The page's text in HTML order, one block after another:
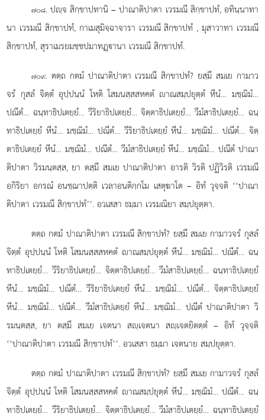
๗๐๘. ปฺจ สิกฺขาปทานิ – ปาณาติปาตา เวรมณี สิกฺขาปทํ, อทินฺนาทา
นา เวรมณี สิกฺขาปทํ, กาเมสุมิจฺฉาจารา เวรมณี สิกฺขาปทํ, มุสาวาทา เวรมณี
สิกฺขาปทํ, สุราเมรยมชฺชปมาทฏฺานา เวรมณี สิกฺขาปทํ.
๗๐๙. ตตฺถ กตมํ ปาณาติปาตา เวรมณี สิกฺขาปทํ? ยสฺมึ สมเย กามาว
จรํ กุสลํ จิตฺตํ อุปฺปนฺนํ โหติ โสมนสฺสสหคตํ าณสมฺปยุตฺตํ หีนํ… มชฺฌิมํ…
ปณีตํ… ฉนฺทาธิปเตยฺยํ… วีริยาธิปเตยฺยํ… จิตฺตาธิปเตยฺยํ… วีมํสาธิปเตยฺยํ… ฉนฺ
ทาธิปเตยฺยํ หีนํ… มชฺฌิมํ… ปณีตํ… วีริยาธิปเตยฺยํหีนํ… มชฺฌิมํ… ปณีตํ… จิตฺ
ตาธิปเตยฺยํ หีนํ… มชฺฌิมํ… ปณีตํ… วีมํสาธิปเตยฺยํ หีนํ… มชฺฌิมํ… ปณีตํ ปาณา
ติปาตา วิรมนฺตสฺส, ยา ตสฺมึ สมเย ปาณาติปาตา อารติ วิรติ ปฏิวิรติ เวรมณี
อกิริยา อกรณํ อนชฺฌาปตฺติ เวลาอนติกฺกโม เสตุฆาโต – อิทํ วุจฺจติ ‘‘ปาณา
ติปาตา เวรมณี สิกฺขาปทํ’’. อวเสสา ธมฺมา เวรมณิยา สมฺปยุตฺตา.
ตตฺถ กตมํ ปาณาติปาตา เวรมณี สิกฺขาปทํ? ยสฺมึ สมเย กามาวจรํ กุสลํ
จิตฺตํ อุปฺปนฺนํ โหติ โสมนสฺสสหคตํ าณสมฺปยุตฺตํ หีนํ… มชฺฌิมํ… ปณีตํ… ฉนฺ
ทาธิปเตยฺยํ… วีริยาธิปเตยฺยํ… จิตฺตาธิปเตยฺยํ… วีมํสาธิปเตยฺยํ… ฉนฺทาธิปเตยฺยํ
หีนํ… มชฺฌิมํ… ปณีตํ… วีริยาธิปเตยฺยํ หีนํ… มชฺฌิมํ… ปณีตํ… จิตฺตาธิปเตยฺยํ
หีนํ… มชฺฌิมํ… ปณีตํ… วีมํสาธิปเตยฺยํ หีนํ… มชฺฌิมํ… ปณีตํ ปาณาติปาตา วิ
รมนฺตสฺส, ยา ตสฺมึ สมเย เจตนา สฺเจตนา สฺเจตยิตตฺตํ – อิทํ วุจฺจติ
‘‘ปาณาติปาตา เวรมณี สิกฺขาปทํ’’. อวเสสา ธมฺมา เจตนาย สมฺปยุตฺตา.
ตตฺถ กตมํ ปาณาติปาตา เวรมณี สิกฺขาปทํ? ยสฺมึสมเย กามาวจรํ กุสลํ
จิตฺตํ อุปฺปนฺนํ โหติ โสมนสฺสสหคตํ าณสมฺปยุตฺตํ หีนํ… มชฺฌิมํ… ปณีตํ… ฉนฺ
ทาธิปเตยฺยํ… วีริยาธิปเตยฺยํ… จิตฺตาธิปเตยฺยํ… วีมํสาธิปเตยฺยํ… ฉนฺทาธิปเตยฺยํ